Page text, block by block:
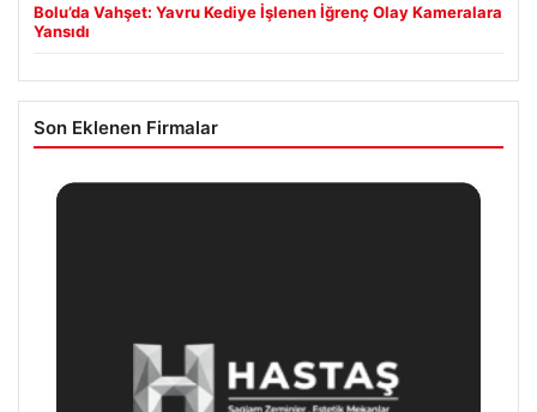
Bolu’da Vahşet: Yavru Kediye İşlenen İğrenç Olay Kameralara
Yansıdı
Son Eklenen Firmalar